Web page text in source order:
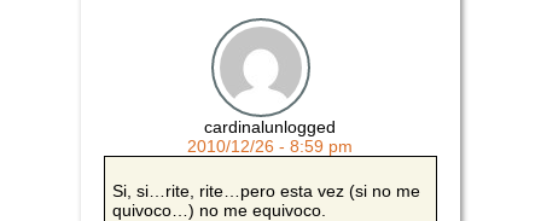
cardinalunlogged
2010/12/26 - 8:59 pm
Si, si…rite, rite…pero esta vez (si no me
quivoco…) no me equivoco.